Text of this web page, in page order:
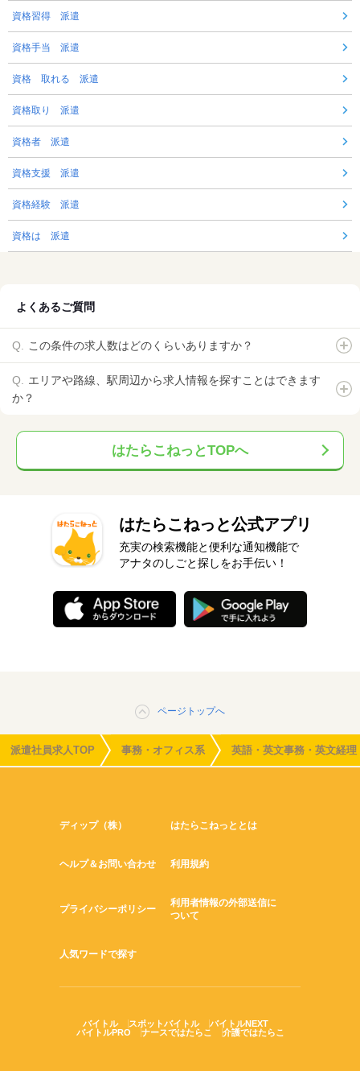
資格習得 派遣
資格手当 派遣
資格 取れる 派遣
資格取り 派遣
資格者 派遣
資格支援 派遣
資格経験 派遣
資格は 派遣
よくあるご質問
この条件の求人数はどのくらいありますか？
エリアや路線、駅周辺から求人情報を探すことはできます
か？
はたらこねっとTOPへ
はたらこねっと公式アプリ
充実の検索機能と便利な通知機能で
アナタのしごと探しをお手伝い！
ページトップへ
派遣社員求人TOP 事務・オフィス系 英語・英文事務・英文経理
ディップ（株） はたらこねっととは
ヘルプ＆お問い合わせ 利用規約
プライバシーポリシー
利用者情報の外部送信に
ついて
人気ワードで探す
バイトル スポットバイトル
バイトルNEXT
バイトルPRO
ナースではたらこ 介護ではたらこ